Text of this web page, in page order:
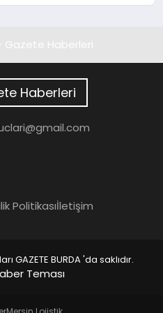
Gazete Haberleri
Haberleri
Politikasıİletişim
GAZETE BURDA 'da saklıdır.
Teması